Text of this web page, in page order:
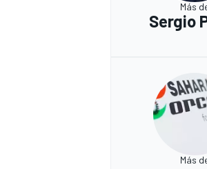
Más
Sergio
Más